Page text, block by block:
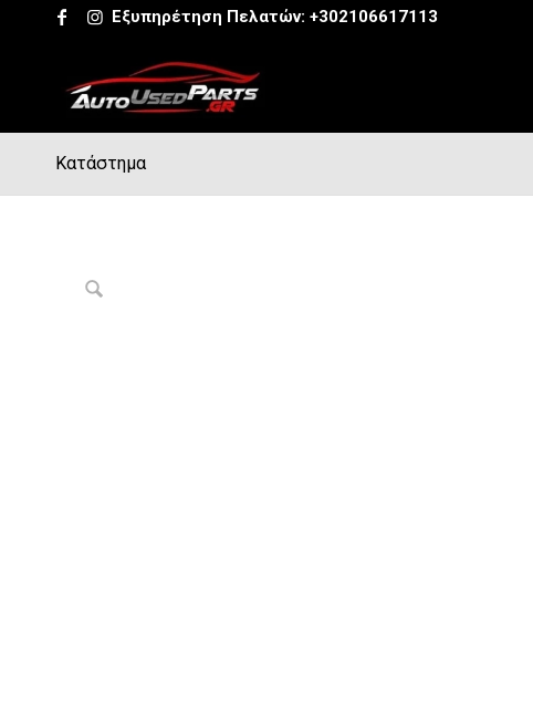
Εξυπηρέτηση Πελατών: +302106617113
Κατάστημα